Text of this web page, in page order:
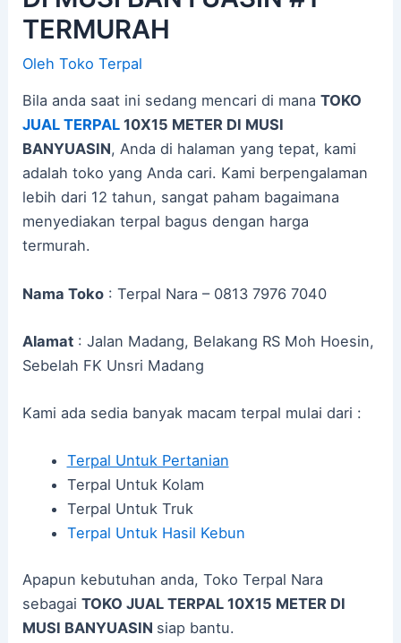
TERMURAH
OlehToko Terpal
Bila anda saat ini sedang mencari di manaTOKO
JUAL TERPAL 10X15 METER DI MUSI
BANYUASIN, Anda di halaman yang tepat, kami
adalah toko yang Anda cari. Kami berpengalaman
lebih dari 12 tahun, sangat paham bagaimana
menyediakan terpal bagus dengan harga
termurah.
Nama Toko : Terpal Nara – 0813 7976 7040
Alamat : Jalan Madang, Belakang RS Moh Hoesin,
Sebelah FK Unsri Madang
Kami ada sedia banyak macam terpal mulai dari :
Terpal Untuk Pertanian
Terpal Untuk Kolam
Terpal Untuk Truk
Terpal Untuk Hasil Kebun
Apapun kebutuhan anda, Toko Terpal Nara
sebagaiTOKO JUAL TERPAL 10X15 METER DI
MUSI BANYUASIN siap bantu.